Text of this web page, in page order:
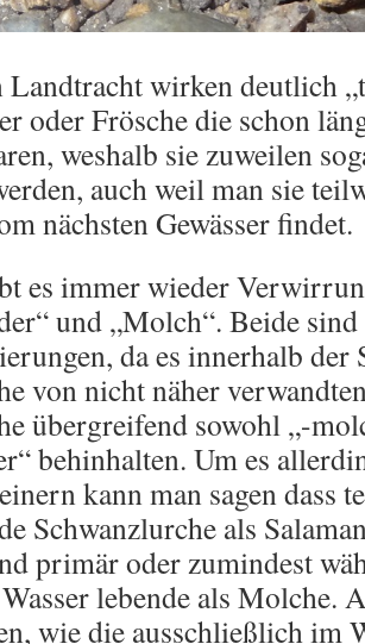
wirken deutlich
oder Frösche die schon
weshalb sie zuweilen
auch weil man sie
nächsten Gewässer findet.
es immer wieder
und „Molch“. Beide
da es innerhalb der
von nicht näher
übergreifend sowohl „-
behinhalten. Um es
kann man sagen dass
Schwanzlurche als
primär oder zumindest
lebende als Molche.
wie die ausschließlich im